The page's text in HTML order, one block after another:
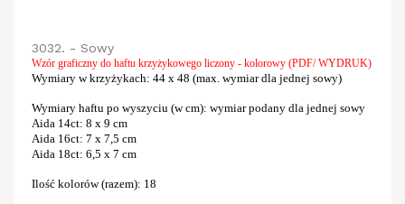
3032. - Sowy
Wzór graficzny do haftu krzyżykowego liczony - kolorowy (PDF/ WYDRUK)
Wymiary w krzyżykach: 44 x 48 (max. wymiar dla jednej sowy)
Wymiary haftu po wyszyciu (w cm): wymiar podany dla jednej sowy
Aida 14ct: 8 x 9 cm
Aida 16ct: 7 x 7,5 cm
Aida 18ct: 6,5 x 7 cm
Ilość kolorów (razem): 18